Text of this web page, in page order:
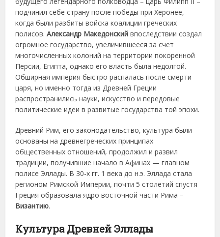
подчинил себе страну после победы при Херонее,
когда были разбиты войска коалиции греческих
полисов.Александр Македонский впоследствии создал
огромное государство, увеличившееся за счет
многочисленных колоний на территории покоренной
Персии, Египта, однако его власть была недолгой.
Обширная империя быстро распалась после смерти
царя, но именно тогда из Древней Греции
распространились науки, искусство и передовые
политические идеи в развитые государства той эпохи.
Древний Рим, его законодательство, культура были
основаны на древнегреческих принципах
общественных отношений, продолжил и развил
традиции, получившие начало в Афинах — главном
полисе Эллады. В 30-х гг. 1 века до н.э. Эллада стала
регионом Римской Империи, почти 5 столетий спустя
Греция образовала ядро восточной части Рима –
Византию.
Культура Древней Эллады